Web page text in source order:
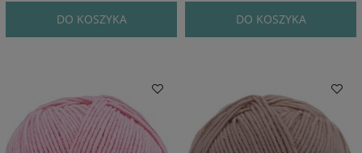
DO KOSZYKA DO KOSZYKA